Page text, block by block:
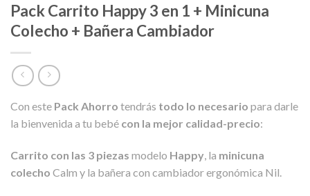
Pack Carrito Happy 3 en 1 + Minicuna
Colecho + Bañera Cambiador
Con este Pack Ahorro tendrás todo lo necesario para darle
la bienvenida a tu bebé con la mejor calidad-precio:
Carrito con las 3 piezas modelo Happy, la minicuna
colecho Calm y la bañera con cambiador ergonómica Nil.